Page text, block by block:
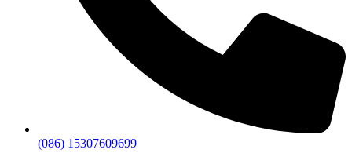
(086) 15307609699